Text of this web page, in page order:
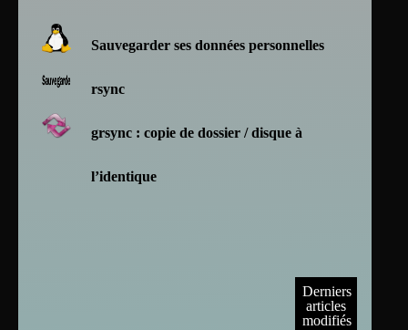
Sauvegarder ses données personnelles
rsync
grsync : copie de dossier / disque à
l’identique
Derniers
articles
modifiés